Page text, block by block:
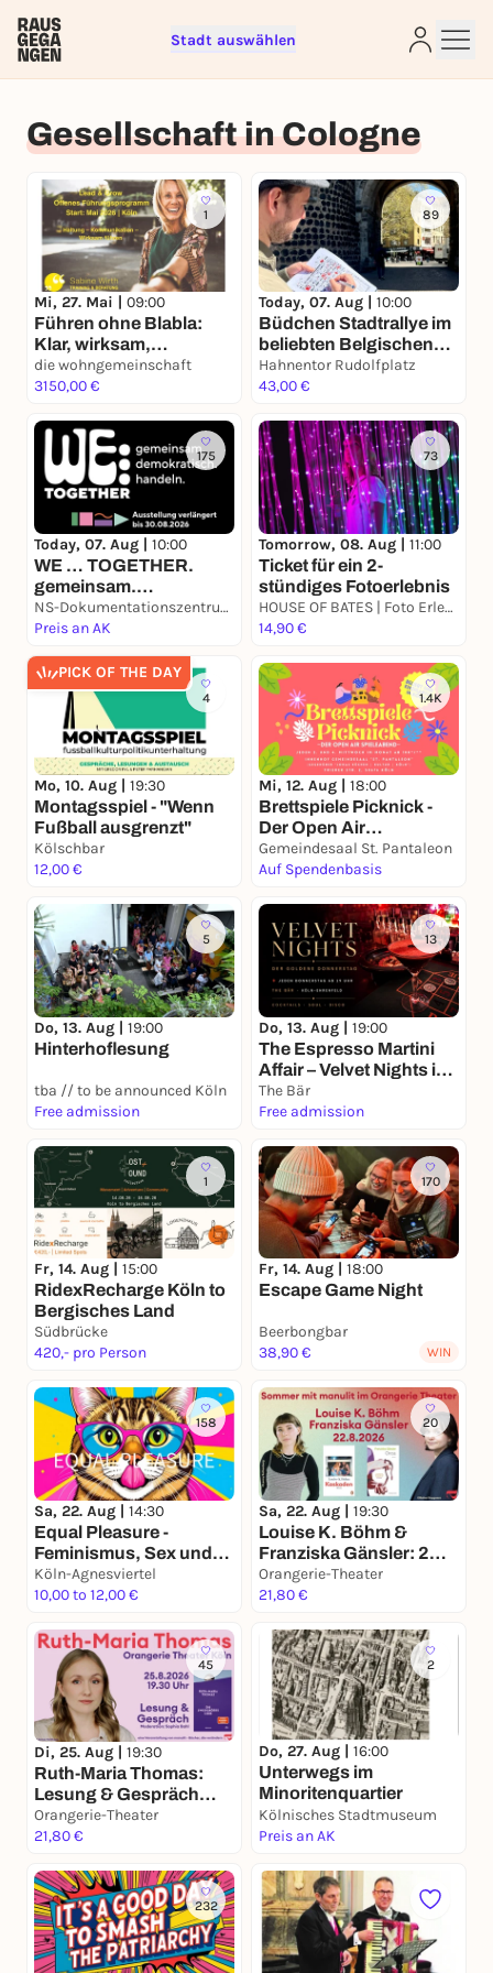
Stadt auswählen
Gesellschaft in Cologne
1
Mi, 27. Mai | 09:00
Führen ohne Blabla:
Klar, wirksam,
umsetzbar
die wohngemeinschaft
3150,00 €
89
Today, 07. Aug | 10:00
Büdchen Stadtrallye im
beliebten Belgischen
Viertel
Hahnentor Rudolfplatz
43,00 €
175
Today, 07. Aug | 10:00
WE … TOGETHER.
gemeinsam.
demokratisch. handeln.
NS-Dokumentationszentrum Köln - EL-DE-Haus
Preis an AK
73
Tomorrow, 08. Aug | 11:00
Ticket für ein 2-
stündiges Fotoerlebnis
HOUSE OF BATES | Foto Erlebnis Studio
14,90 €
PICK OF THE DAY
4
Mo, 10. Aug | 19:30
Montagsspiel - "Wenn
Fußball ausgrenzt"
Kölschbar
12,00 €
1.4K
Mi, 12. Aug | 18:00
Brettspiele Picknick -
Der Open Air
Spieleabend in deinem
Veedel
Gemeindesaal St. Pantaleon
Auf Spendenbasis
5
Do, 13. Aug | 19:00
Hinterhoflesung
tba // to be announced Köln
Free admission
13
Do, 13. Aug | 19:00
The Espresso Martini
Affair – Velvet Nights im
The Bär
The Bär
Free admission
1
Fr, 14. Aug | 15:00
RidexRecharge Köln to
Bergisches Land
Südbrücke
420,- pro Person
170
Fr, 14. Aug | 18:00
Escape Game Night
Beerbongbar
38,90 €
WIN
158
Sa, 22. Aug | 14:30
Equal Pleasure -
Feminismus, Sex und
(neue)
Beziehungsformen
Köln-Agnesviertel
10,00 to 12,00 €
20
Sa, 22. Aug | 19:30
Louise K. Böhm &
Franziska Gänsler: 2
Autorinnen, 1 Bühne
Orangerie-Theater
21,80 €
45
Di, 25. Aug | 19:30
Ruth-Maria Thomas:
Lesung & Gespräch
"Die zweitgrößte Liebe"
Orangerie-Theater
21,80 €
2
Do, 27. Aug | 16:00
Unterwegs im
Minoritenquartier
Kölnisches Stadtmuseum
Preis an AK
232
Sign up for free and get started
right away
To like events, follow pages, or participate in
lotteries, you need a free Rausgegangen account.
REGISTER FOR FREE NOW
You already have an account?Log in now